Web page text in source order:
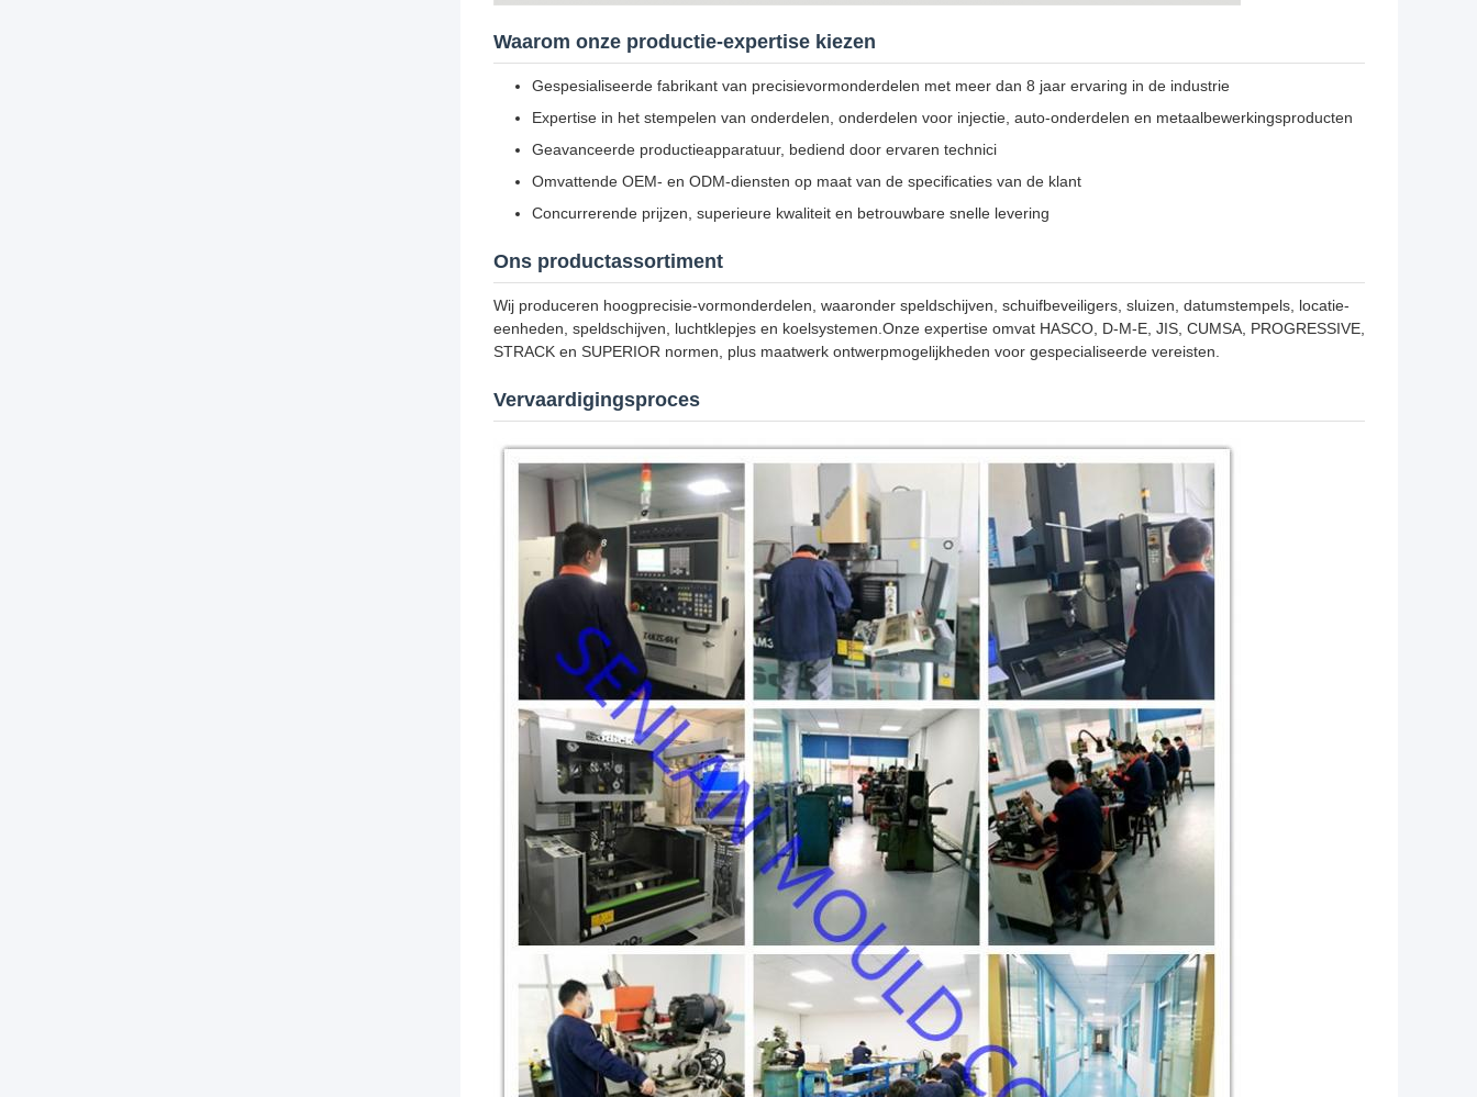
Waarom onze productie-expertise kiezen
Gespesialiseerde fabrikant van precisievormonderdelen met meer dan 8 jaar ervaring in de industrie
Expertise in het stempelen van onderdelen, onderdelen voor injectie, auto-onderdelen en metaalbewerkingsproducten
Geavanceerde productieapparatuur, bediend door ervaren technici
Omvattende OEM- en ODM-diensten op maat van de specificaties van de klant
Concurrerende prijzen, superieure kwaliteit en betrouwbare snelle levering
Ons productassortiment
Wij produceren hoogprecisie-vormonderdelen, waaronder speldschijven, schuifbeveiligers, sluizen, datumstempels, locatie-
eenheden, speldschijven, luchtklepjes en koelsystemen.Onze expertise omvat HASCO, D-M-E, JIS, CUMSA, PROGRESSIVE,
STRACK en SUPERIOR normen, plus maatwerk ontwerpmogelijkheden voor gespecialiseerde vereisten.
Vervaardigingsproces